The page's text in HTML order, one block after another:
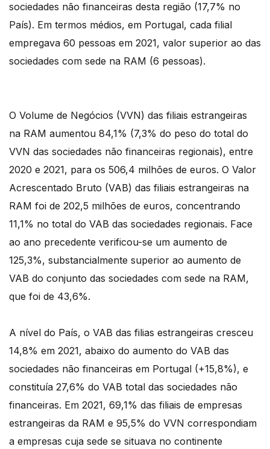
sociedades não financeiras desta região (17,7% no
País). Em termos médios, em Portugal, cada filial
empregava 60 pessoas em 2021, valor superior ao das
sociedades com sede na RAM (6 pessoas).
O Volume de Negócios (VVN) das filiais estrangeiras
na RAM aumentou 84,1% (7,3% do peso do total do
VVN das sociedades não financeiras regionais), entre
2020 e 2021, para os 506,4 milhões de euros. O Valor
Acrescentado Bruto (VAB) das filiais estrangeiras na
RAM foi de 202,5 milhões de euros, concentrando
11,1% no total do VAB das sociedades regionais. Face
ao ano precedente verificou-se um aumento de
125,3%, substancialmente superior ao aumento de
VAB do conjunto das sociedades com sede na RAM,
que foi de 43,6%.
A nível do País, o VAB das filias estrangeiras cresceu
14,8% em 2021, abaixo do aumento do VAB das
sociedades não financeiras em Portugal (+15,8%), e
constituía 27,6% do VAB total das sociedades não
financeiras. Em 2021, 69,1% das filiais de empresas
estrangeiras da RAM e 95,5% do VVN correspondiam
a empresas cuja sede se situava no continente